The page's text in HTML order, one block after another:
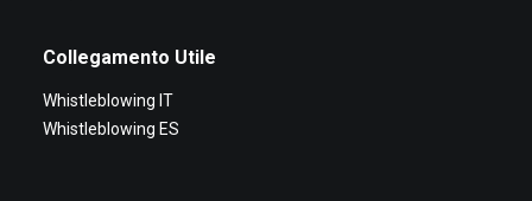
Collegamento Utile
Whistleblowing IT
Whistleblowing ES